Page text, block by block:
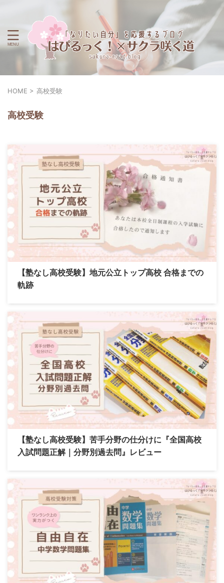
HOME > 高校受験
高校受験
【塾なし高校受験】地元公立トップ高校 合格までの
軌跡
【塾なし高校受験】苦手分野の仕分けに『全国高校
入試問題正解｜分野別過去問』レビュー